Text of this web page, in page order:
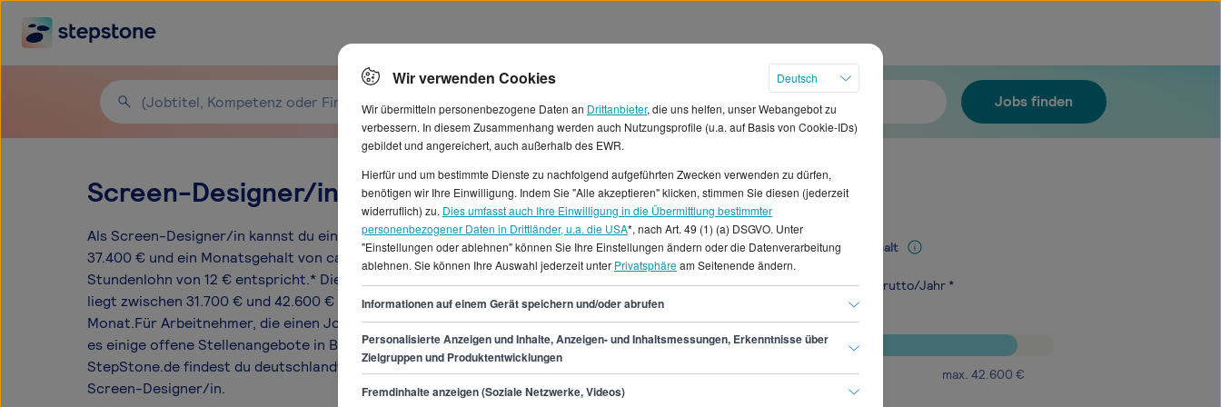
Jobs finden
Screen-Designer/in Gehälter in Deutschland
Als Screen-Designer/in kannst du ein durchschnittliches Jahresgehalt von
37.400 € und ein Monatsgehalt von ca. 3.116 € erwarten, was einem
Stundenlohn von 12 € entspricht.* Die Gehaltsspanne als Screen-Designer/in
liegt zwischen 31.700 € und 42.600 € pro Jahr und 2.641 € und 3.550 € pro
Monat.Für Arbeitnehmer, die einen Job als Screen-Designer/in suchen, gibt
es einige offene Stellenangebote in Berlin, Hamburg, München.Auf
StepStone.de findest du deutschlandweit 6585 offene Jobs für den Beruf als
Screen-Designer/in.
Mediangehalt
37.400€ brutto/Jahr *
min.31.700€ max. 42.600 €
Wir verwenden Cookies
Deutsch
Wir übermitteln personenbezogene Daten an Drittanbieter, die uns helfen, unser Webangebot zu
verbessern. In diesem Zusammenhang werden auch Nutzungsprofile (u.a. auf Basis von Cookie-IDs)
gebildet und angereichert, auch außerhalb des EWR.
Hierfür und um bestimmte Dienste zu nachfolgend aufgeführten Zwecken verwenden zu dürfen,
benötigen wir Ihre Einwilligung. Indem Sie "Alle akzeptieren" klicken, stimmen Sie diesen (jederzeit
widerruflich) zu. Dies umfasst auch Ihre Einwilligung in die Übermittlung bestimmter
personenbezogener Daten in Drittländer, u.a. die USA*, nach Art. 49 (1) (a) DSGVO. Unter
"Einstellungen oder ablehnen" können Sie Ihre Einstellungen ändern oder die Datenverarbeitung
ablehnen. Sie können Ihre Auswahl jederzeit unter Privatsphäream Seitenende ändern.
Informationen auf einem Gerät speichern und/oder abrufen
Personalisierte Anzeigen und Inhalte, Anzeigen- und Inhaltsmessungen, Erkenntnisse über
Zielgruppen und Produktentwicklungen
Fremdinhalte anzeigen (Soziale Netzwerke, Videos)